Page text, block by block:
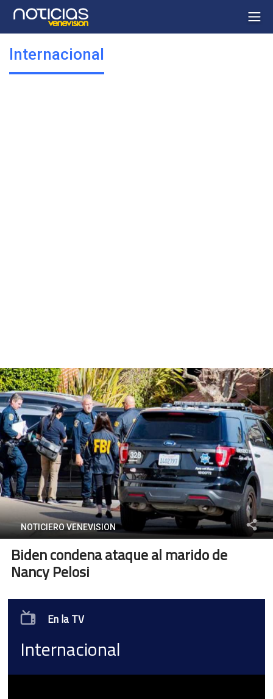
Internacional
NOTICIERO VENEVISION
Biden condena ataque al marido de
Nancy Pelosi
En la TV
Internacional